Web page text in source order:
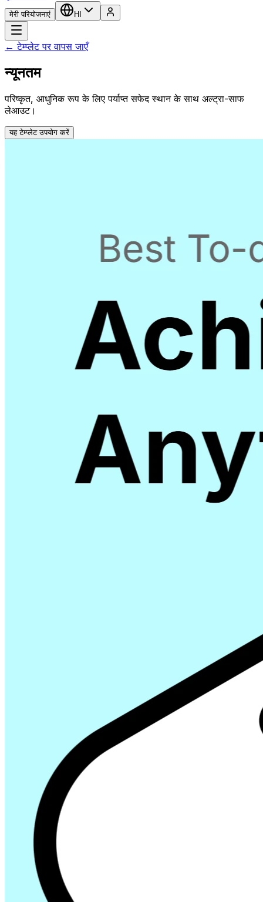
मेरी परियोजनाएं HI
← टेम्प्लेट पर वापस जाएँ
न्यूनतम
परिष्कृत, आधुनिक रूप के लिए पर्याप्त सफेद स्थान के साथ अल्ट्रा-साफ
लेआउट।
यह टेम्प्लेट उपयोग करें